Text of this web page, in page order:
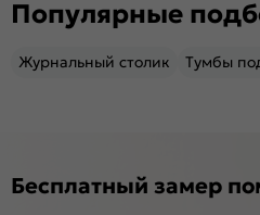
Популярные
Журнальный столик Тумбы
Бесплатный замер